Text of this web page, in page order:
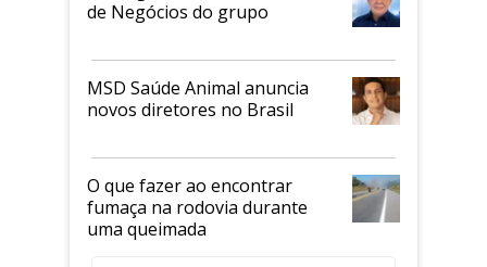
de Negócios do grupo
MSD Saúde Animal anuncia
novos diretores no Brasil
O que fazer ao encontrar
fumaça na rodovia durante
uma queimada